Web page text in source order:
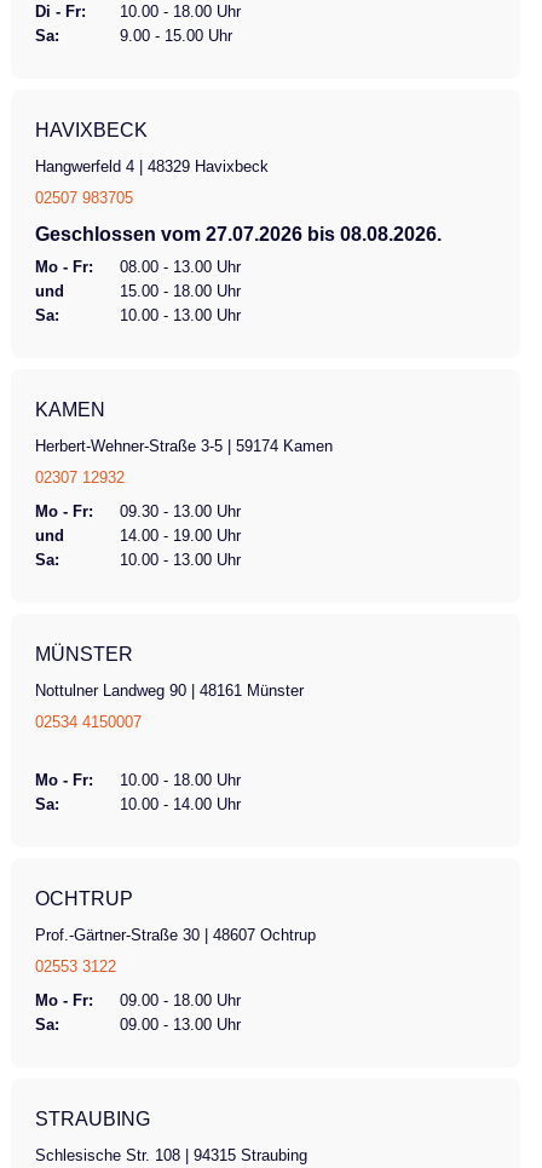
Di - Fr:
10.00 - 18.00 Uhr
Sa:
9.00 - 15.00 Uhr
HAVIXBECK
Hangwerfeld 4 | 48329 Havixbeck
02507 983705
Geschlossen vom 27.07.2026 bis 08.08.2026.
Mo - Fr:
08.00 - 13.00 Uhr
und
15.00 - 18.00 Uhr
Sa:
10.00 - 13.00 Uhr
KAMEN
Herbert-Wehner-Straße 3-5 | 59174 Kamen
02307 12932
Mo - Fr:
09.30 - 13.00 Uhr
und
14.00 - 19.00 Uhr
Sa:
10.00 - 13.00 Uhr
MÜNSTER
Nottulner Landweg 90 | 48161 Münster
02534 4150007
Mo - Fr:
10.00 - 18.00 Uhr
Sa:
10.00 - 14.00 Uhr
OCHTRUP
Prof.-Gärtner-Straße 30 | 48607 Ochtrup
02553 3122
Mo - Fr:
09.00 - 18.00 Uhr
Sa:
09.00 - 13.00 Uhr
STRAUBING
Schlesische Str. 108 | 94315 Straubing